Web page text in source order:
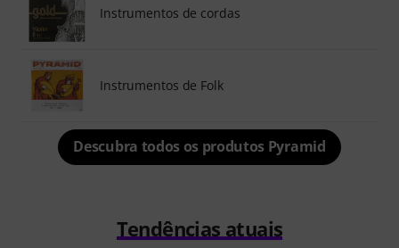
Instrumentos de cordas
Instrumentos de Folk
Descubra todos os produtos Pyramid
Tendências atuais